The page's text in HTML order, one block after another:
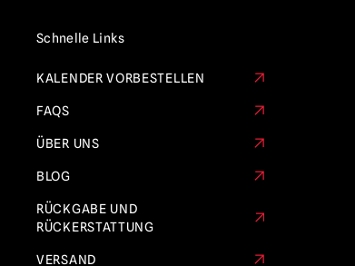
Schnelle Links
KALENDER VORBESTELLEN
FAQS
ÜBER UNS
BLOG
RÜCKGABE UND
RÜCKERSTATTUNG
VERSAND